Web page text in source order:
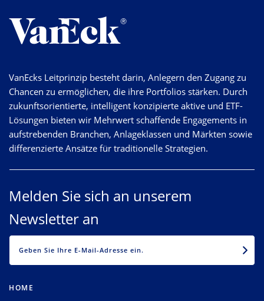
VanEcks Leitprinzip besteht darin, Anlegern den Zugang zu
Chancen zu ermöglichen, die ihre Portfolios stärken. Durch
zukunftsorientierte, intelligent konzipierte aktive und ETF-
Lösungen bieten wir Mehrwert schaffende Engagements in
aufstrebenden Branchen, Anlageklassen und Märkten sowie
differenzierte Ansätze für traditionelle Strategien.
Melden Sie sich an unserem
Newsletter an
HOME